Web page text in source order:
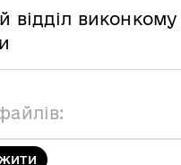
відділ